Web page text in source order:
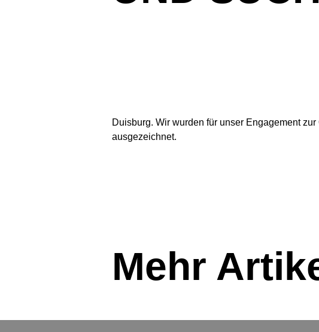
Duisburg. Wir wurden für unser Engagement
ausgezeichnet.
Mehr